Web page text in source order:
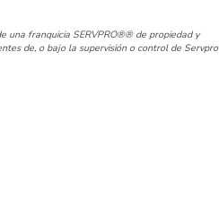
una franquicia SERVPRO®® de propiedad y
de, o bajo la supervisión o control de Servpro